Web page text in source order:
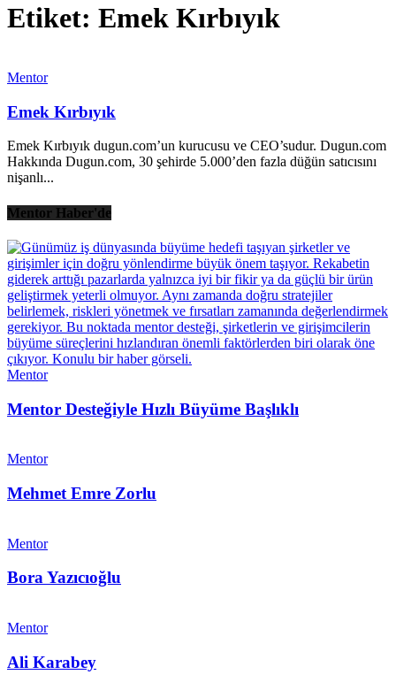
Etiket: Emek Kırbıyık
Mentor
Emek Kırbıyık
Emek Kırbıyık dugun.com’un kurucusu ve CEO’sudur. Dugun.com
Hakkında Dugun.com, 30 şehirde 5.000’den fazla düğün satıcısını
nişanlı...
Mentor Haber'de
Mentor
Mentor Desteğiyle Hızlı Büyüme Başlıklı
Mentor
Mehmet Emre Zorlu
Mentor
Bora Yazıcıoğlu
Mentor
Ali Karabey